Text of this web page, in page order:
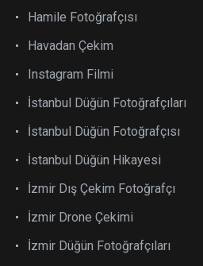
Hamile Fotoğrafçısı
Havadan Çekim
Instagram Filmi
İstanbul Düğün Fotoğrafçıları
İstanbul Düğün Fotoğrafçısı
İstanbul Düğün Hikayesi
İzmir Dış Çekim Fotoğrafçı
İzmir Drone Çekimi
İzmir Düğün Fotoğrafçıları